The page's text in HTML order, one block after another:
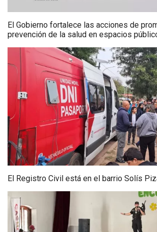
El Gobierno fortalece las acciones de
prevención de la salud en espacios
El Registro Civil está en el barrio Solís